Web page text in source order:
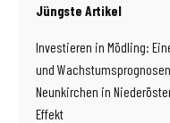
Jüngste Artikel
Investieren in Mödling:
und Wachstumsprognosen
Neunkirchen in
Effekt